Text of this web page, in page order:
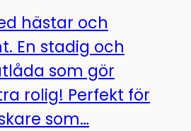
hästar och
En stadig och
som gör
rolig! Perfekt för
som…